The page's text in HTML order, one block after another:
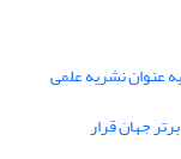
عنوان نشریه علمی
جهان قرار